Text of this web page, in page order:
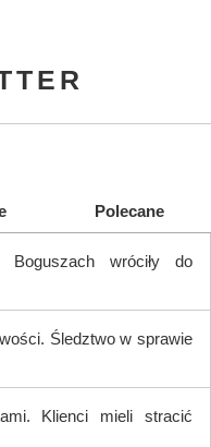
Polecane
wróciły do
Śledztwo w sprawie
Klienci mieli stracić